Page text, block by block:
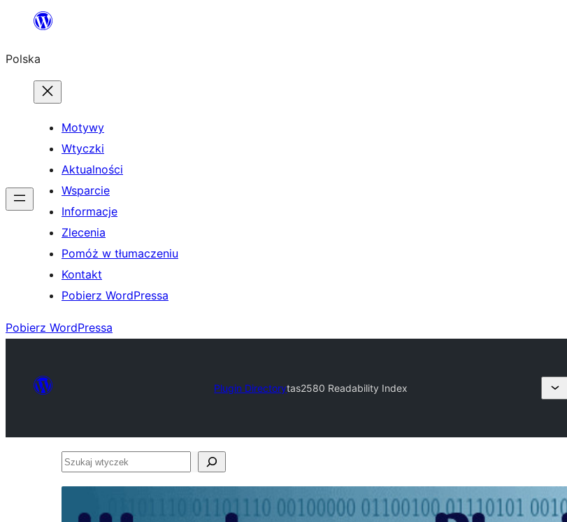
Przejdź
treści
Polska
Motywy
Wtyczki
Aktualności
Wsparcie
Informacje
Zlecenia
Pomóż w tłumaczeniu
Kontakt
Pobierz WordPressa
Pobierz WordPressa
Plugin Directorytas2580 Readability Index
Szukaj